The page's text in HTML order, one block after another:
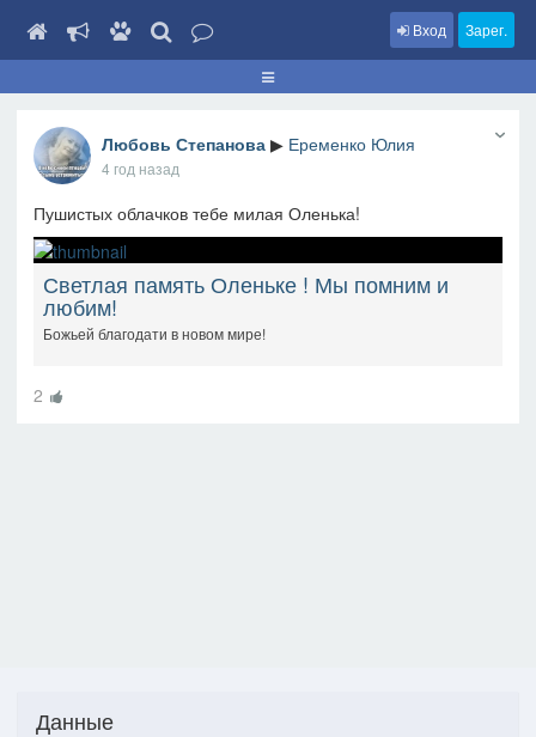
Вход Зарег.
Любовь Степанова ▶ Еременко Юлия
4 год назад
Пушистых облачков тебе милая Оленька!
Светлая память Оленьке ! Мы помним и
любим!
Божьей благодати в новом мире!
2
Данные